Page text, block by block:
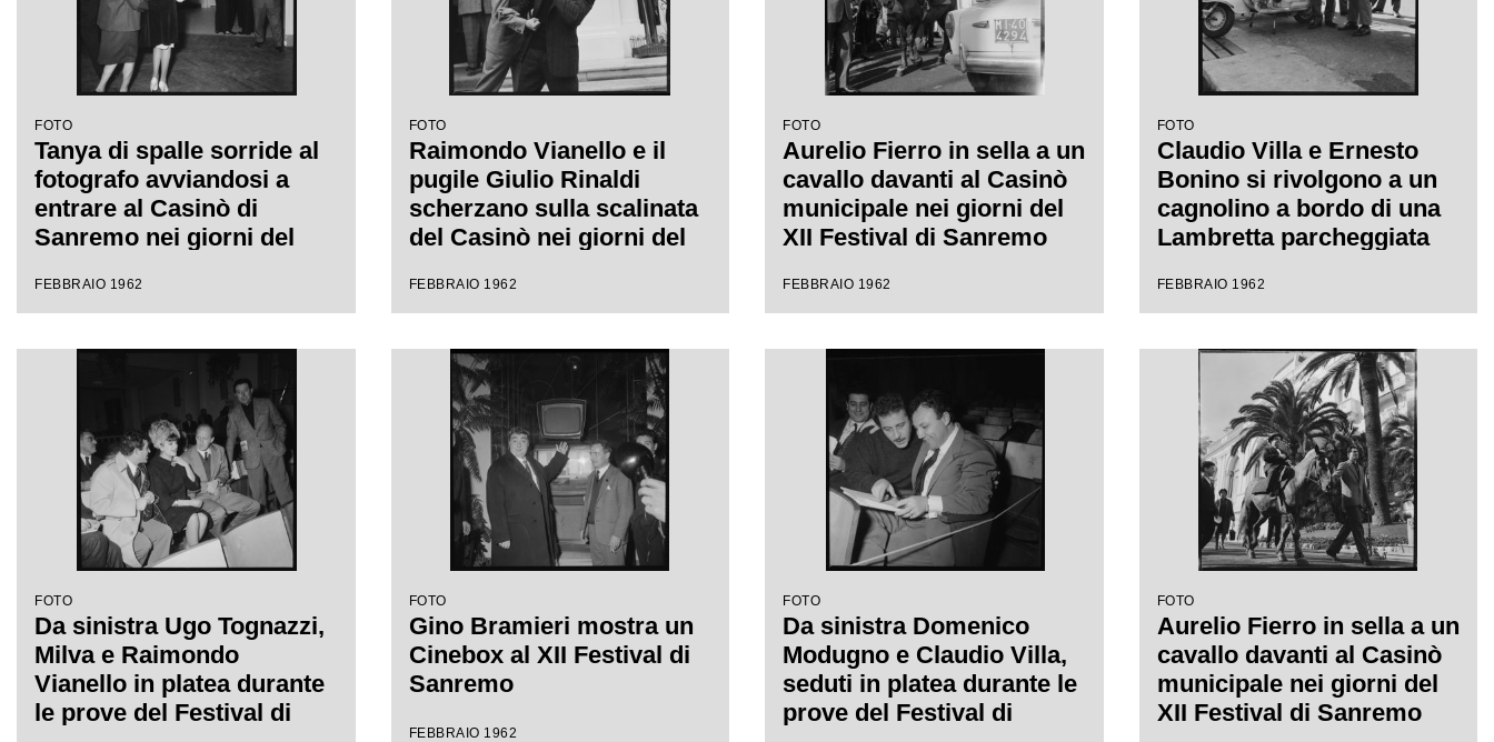
FOTO
Tanya di spalle sorride al
fotografo avviandosi a
entrare al Casinò di
Sanremo nei giorni del
FEBBRAIO 1962
FOTO
Raimondo Vianello e il
pugile Giulio Rinaldi
scherzano sulla scalinata
del Casinò nei giorni del
FEBBRAIO 1962
FOTO
Aurelio Fierro in sella a un
cavallo davanti al Casinò
municipale nei giorni del
XII Festival di Sanremo
"Lui andava a cavallo"
FEBBRAIO 1962
FOTO
Claudio Villa e Ernesto
Bonino si rivolgono a un
cagnolino a bordo di una
Lambretta parcheggiata
municipale nei giorni del
FEBBRAIO 1962
FOTO
Da sinistra Ugo Tognazzi,
Milva e Raimondo
Vianello in platea durante
le prove del Festival di
FOTO
Gino Bramieri mostra un
Cinebox al XII Festival di
Sanremo
FEBBRAIO 1962
FOTO
Da sinistra Domenico
Modugno e Claudio Villa,
seduti in platea durante le
prove del Festival di
FOTO
Aurelio Fierro in sella a un
cavallo davanti al Casinò
municipale nei giorni del
XII Festival di Sanremo